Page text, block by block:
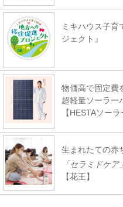
ミキハウス子育
ジェクト』
物価高で固定費
超軽量ソーラー
【HESTAソーラ
生まれたての赤
「セラミドケア」
【花王】